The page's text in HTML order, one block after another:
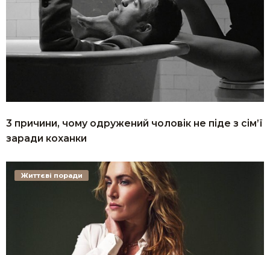
3 причини, чому одружений чоловік не піде з сім’ї
заради коханки
Життєві поради